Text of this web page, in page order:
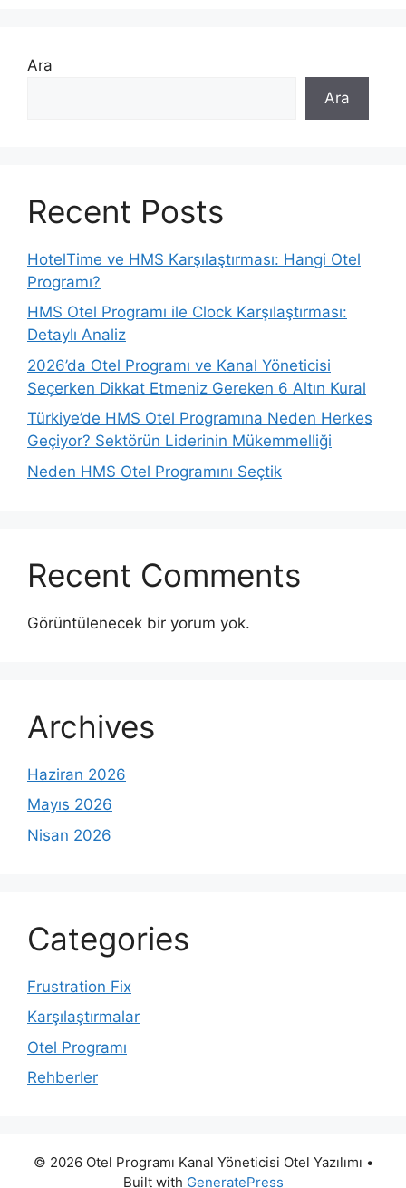
Ara
Ara
Recent Posts
HotelTime ve HMS Karşılaştırması: Hangi Otel
Programı?
HMS Otel Programı ile Clock Karşılaştırması:
Detaylı Analiz
2026’da Otel Programı ve Kanal Yöneticisi
Seçerken Dikkat Etmeniz Gereken 6 Altın Kural
Türkiye’de HMS Otel Programına Neden Herkes
Geçiyor? Sektörün Liderinin Mükemmelliği
Neden HMS Otel Programını Seçtik
Recent Comments
Görüntülenecek bir yorum yok.
Archives
Haziran 2026
Mayıs 2026
Nisan 2026
Categories
Frustration Fix
Karşılaştırmalar
Otel Programı
Rehberler
© 2026 Otel Programı Kanal Yöneticisi Otel Yazılımı •
Built with GeneratePress